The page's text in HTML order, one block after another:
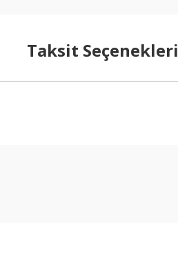
Taksit Seçenekleri